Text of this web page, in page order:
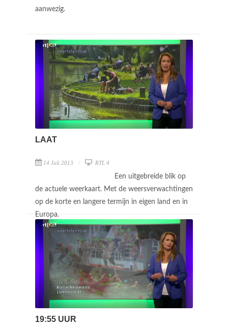
aanwezig.
LAAT
14 Juli 2013 RTL 4
Een uitgebreide blik op
de actuele weerkaart. Met de weersverwachtingen
op de korte en langere termijn in eigen land en in
Europa.
19:55 UUR